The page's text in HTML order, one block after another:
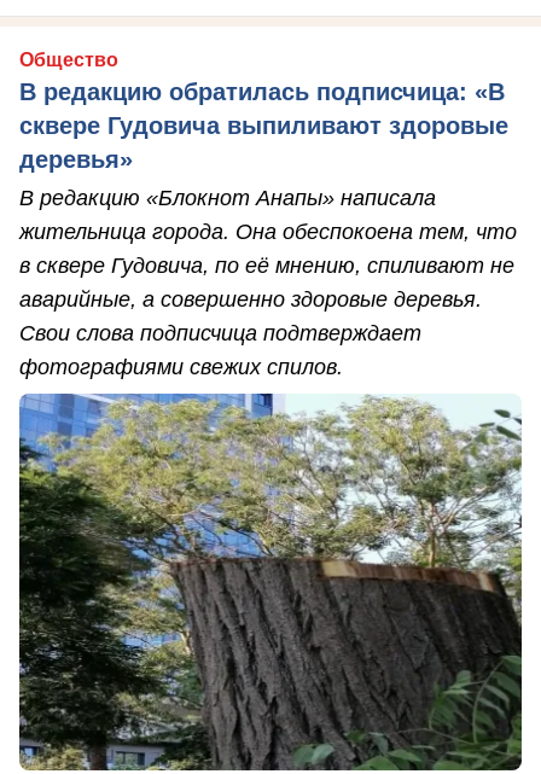
Общество
В редакцию обратилась подписчица: «В
сквере Гудовича выпиливают здоровые
деревья»
В редакцию «Блокнот Анапы» написала
жительница города. Она обеспокоена тем, что
в сквере Гудовича, по её мнению, спиливают не
аварийные, а совершенно здоровые деревья.
Свои слова подписчица подтверждает
фотографиями свежих спилов.